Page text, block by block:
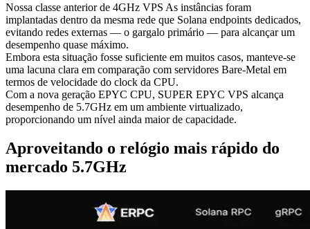
Nossa classe anterior de 4GHz VPS As instâncias foram
implantadas dentro da mesma rede que Solana endpoints dedicados,
evitando redes externas — o gargalo primário — para alcançar um
desempenho quase máximo.
Embora esta situação fosse suficiente em muitos casos, manteve-se
uma lacuna clara em comparação com servidores Bare-Metal em
termos de velocidade do clock da CPU.
Com a nova geração EPYC CPU, SUPER EPYC VPS alcança
desempenho de 5.7GHz em um ambiente virtualizado,
proporcionando um nível ainda maior de capacidade.
Aproveitando o relógio mais rápido do
mercado 5.7GHz